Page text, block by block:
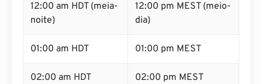
12:00 am HDT (meia-
noite)
12:00 pm MEST (meio-
dia)
01:00 am HDT 01:00 pm MEST
02:00 am HDT 02:00 pm MEST